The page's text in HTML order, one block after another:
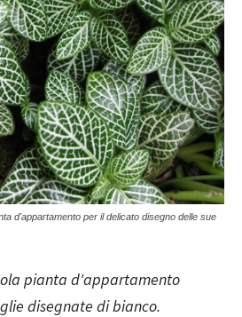
d'appartamento per il delicato disegno delle sue
pianta d'appartamento
disegnate di bianco.